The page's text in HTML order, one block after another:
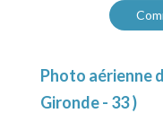
Photo aérienne
Gironde - 33 )